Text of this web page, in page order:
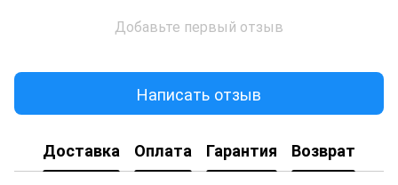
Добавьте первый отзыв
Написать отзыв
Доставка Оплата Гарантия Возврат